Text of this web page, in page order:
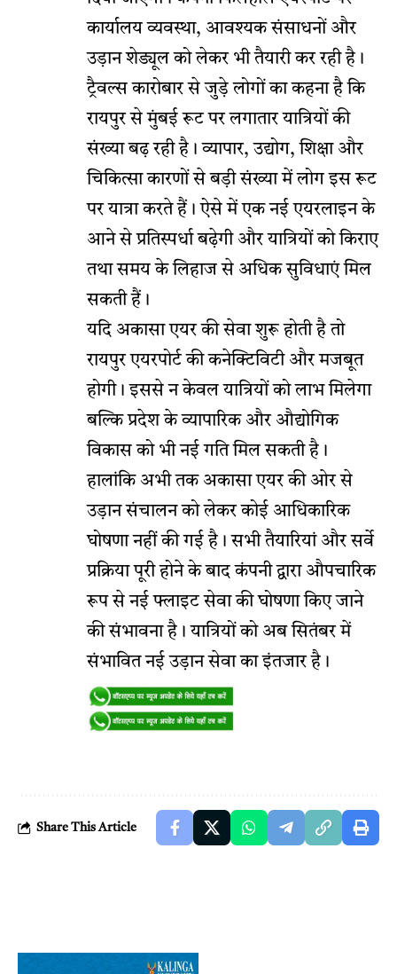
कार्यालय व्यवस्था, आवश्यक संसाधनों और
उड़ान शेड्यूल को लेकर भी तैयारी कर रही है।
ट्रैवल्स कारोबार से जुड़े लोगों का कहना है कि
रायपुर से मुंबई रूट पर लगातार यात्रियों की
संख्या बढ़ रही है। व्यापार, उद्योग, शिक्षा और
चिकित्सा कारणों से बड़ी संख्या में लोग इस रूट
पर यात्रा करते हैं। ऐसे में एक नई एयरलाइन के
आने से प्रतिस्पर्धा बढ़ेगी और यात्रियों को किराए
तथा समय के लिहाज से अधिक सुविधाएं मिल
सकती हैं।
यदि अकासा एयर की सेवा शुरू होती है तो
रायपुर एयरपोर्ट की कनेक्टिविटी और मजबूत
होगी। इससे न केवल यात्रियों को लाभ मिलेगा
बल्कि प्रदेश के व्यापारिक और औद्योगिक
विकास को भी नई गति मिल सकती है।
हालांकि अभी तक अकासा एयर की ओर से
उड़ान संचालन को लेकर कोई आधिकारिक
घोषणा नहीं की गई है। सभी तैयारियां और सर्वे
प्रक्रिया पूरी होने के बाद कंपनी द्वारा औपचारिक
रूप से नई फ्लाइट सेवा की घोषणा किए जाने
की संभावना है। यात्रियों को अब सितंबर में
संभावित नई उड़ान सेवा का इंतजार है।
Share This Article